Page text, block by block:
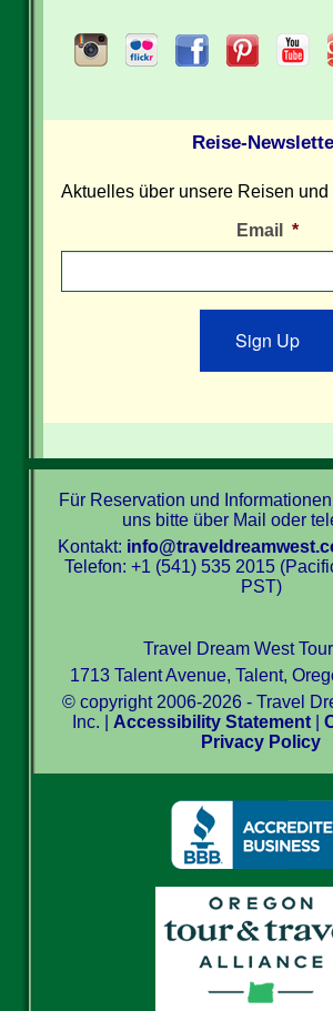
Reise-
Aktuelles über unsere Reisen und
Email *
Sign Up
Für Reservation und
uns bitte über Mail oder
Kontakt:
Telefon: +1 (541) 535 2015
PST)
Travel Dream West
1713 Talent Avenue, Talent,
© copyright 2006-2026 - Travel
Inc. | Accessibility Statement |
Privacy Policy